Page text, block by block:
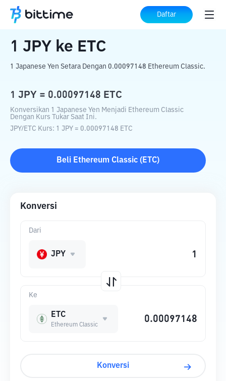
Daftar
Beranda Konverter Kripto ke ETC
1 JPY ke ETC
1 Japanese Yen Setara Dengan 0.00097148 Ethereum Classic.
1 JPY = 0.00097148 ETC
Konversikan 1 Japanese Yen Menjadi Ethereum Classic
Dengan Kurs Tukar Saat Ini.
JPY/ETC Kurs: 1 JPY = 0.00097148 ETC
Beli Ethereum Classic ( ETC)
Konversi
Ke
ETC
Ethereum Classic
Dari
JPY
Konversi